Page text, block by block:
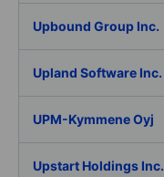
Upbound Group Inc.
Upland Software Inc.
UPM-Kymmene Oyj
Upstart Holdings Inc.